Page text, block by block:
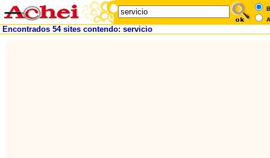
Encontrados 54 sites contendo: servicio